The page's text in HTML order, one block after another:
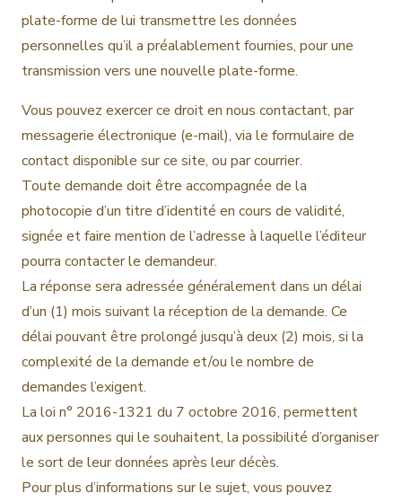
plate-forme de lui transmettre les données
personnelles qu’il a préalablement fournies, pour une
transmission vers une nouvelle plate-forme.
Vous pouvez exercer ce droit en nous contactant, par
messagerie électronique (e-mail), via le formulaire de
contact disponible sur ce site, ou par courrier.
Toute demande doit être accompagnée de la
photocopie d’un titre d’identité en cours de validité,
signée et faire mention de l’adresse à laquelle l’éditeur
pourra contacter le demandeur.
La réponse sera adressée généralement dans un délai
d’un (1) mois suivant la réception de la demande. Ce
délai pouvant être prolongé jusqu’à deux (2) mois, si la
complexité de la demande et/ou le nombre de
demandes l’exigent.
La loi n° 2016-1321 du 7 octobre 2016, permettent
aux personnes qui le souhaitent, la possibilité d’organiser
le sort de leur données après leur décès.
Pour plus d’informations sur le sujet, vous pouvez